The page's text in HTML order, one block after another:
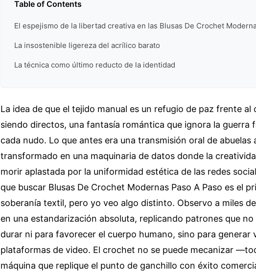
Table of Contents
El espejismo de la libertad creativa en las Blusas De Crochet
La insostenible ligereza del acrílico barato
La técnica como último reducto de la identidad
La idea de que el tejido manual es un refugio de paz frente al
siendo directos, una fantasía romántica que ignora la guerra
cada nudo. Lo que antes era una transmisión oral de abuelas
transformado en una maquinaria de datos donde la
morir aplastada por la uniformidad estética de las redes
que buscar Blusas De Crochet Modernas Paso A Paso es el
soberanía textil, pero yo veo algo distinto. Observo a miles
en una estandarización absoluta, replicando patrones que
durar ni para favorecer el cuerpo humano, sino para generar
plataformas de video. El crochet no se puede mecanizar
máquina que replique el punto de ganchillo con éxito